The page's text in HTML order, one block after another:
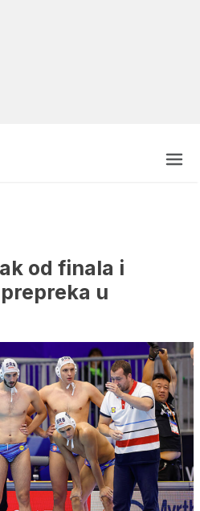
od finala i
u